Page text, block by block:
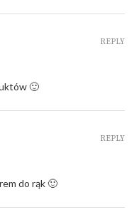
🙂
REPLY
do rąk 🙂
REPLY